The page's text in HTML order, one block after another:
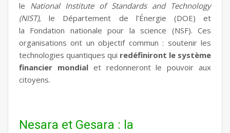
le National Institute of Standards and Technology
(NIST), le Département de l’Énergie (DOE) et
la Fondation nationale pour la science (NSF). Ces
organisations ont un objectif commun : soutenir les
technologies quantiques qui redéfiniront le système
financier mondialet redonneront le pouvoir aux
citoyens.
Nesara et Gesara : la